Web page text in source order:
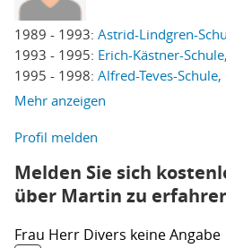
1989 - 1993: Astrid-Lindgren-
1993 - 1995: Erich-Kästner-
1995 - 1998: Alfred-Teves-
Mehr anzeigen
Profil melden
Melden Sie sich
über Martin zu
Frau Herr Divers keine Angabe